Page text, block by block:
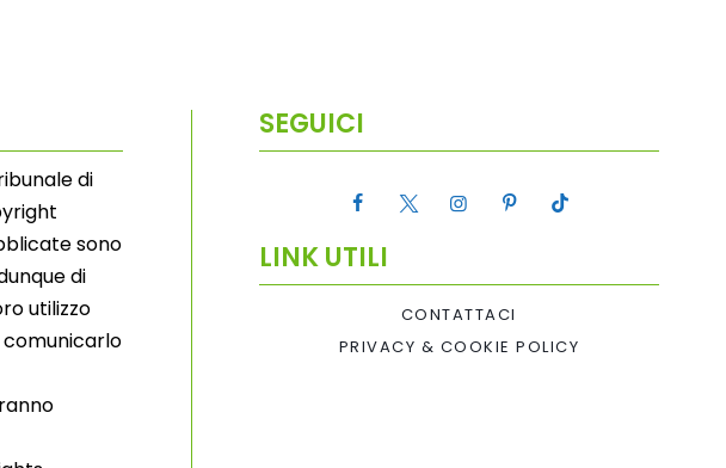
di
sono
di
utilizzo
SEGUICI
LINK UTILI
CONTATTACI
PRIVACY & COOKIE POLICY